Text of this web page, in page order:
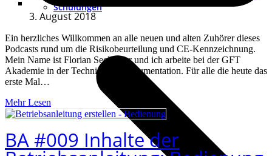
Schulungen
3. August 2018
Ein herzliches Willkommen an alle neuen und alten Zuhörer dieses
Podcasts rund um die Risikobeurteilung und CE-Kennzeichnung.
Mein Name ist Florian Seckinger und ich arbeite bei der GFT
Akademie in der Technischen Dokumentation. Für alle die heute das
erste Mal…
Mehr Lesen
BA #009 Inhalte der